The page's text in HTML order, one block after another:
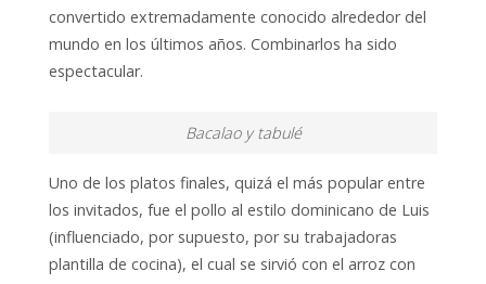
convertido extremadamente conocido alrededor del
mundo en los últimos años. Combinarlos ha sido
espectacular.
Bacalao y tabulé
Uno de los platos finales, quizá el más popular entre
los invitados, fue el pollo al estilo dominicano de Luis
(influenciado, por supuesto, por su trabajadoras
plantilla de cocina), el cual se sirvió con el arroz con